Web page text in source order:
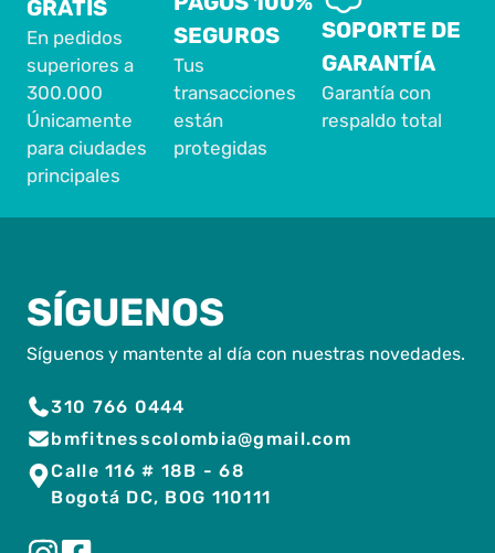
GRATIS
En pedidos
superiores a
300.000
Únicamente
para ciudades
principales
SEGUROS
Tus
transacciones
están
protegidas
SOPORTE DE
GARANTÍA
Garantía con
respaldo total
SÍGUENOS
Síguenos y mantente al día con nuestras novedades.
310 766 0444
bmfitnesscolombia@gmail.com
Calle 116 # 18B - 68
Bogotá DC, BOG 110111